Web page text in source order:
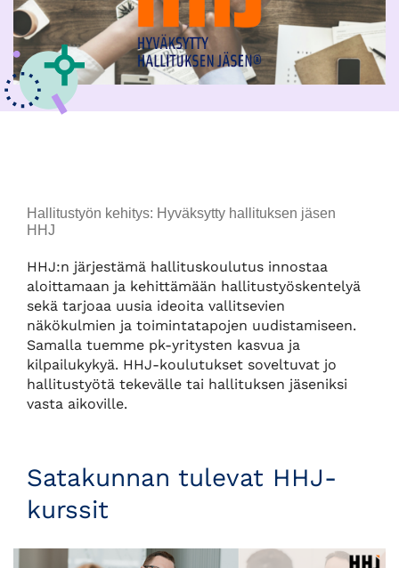
Hallitustyön kehitys: Hyväksytty hallituksen jäsen
HHJ
HHJ:n järjestämä hallituskoulutus innostaa
aloittamaan ja kehittämään hallitustyöskentelyä
sekä tarjoaa uusia ideoita vallitsevien
näkökulmien ja toimintatapojen uudistamiseen.
Samalla tuemme pk-yritysten kasvua ja
kilpailukykyä. HHJ-koulutukset soveltuvat jo
hallitustyötä tekevälle tai hallituksen jäseniksi
vasta aikoville.
Satakunnan tulevat HHJ-
kurssit